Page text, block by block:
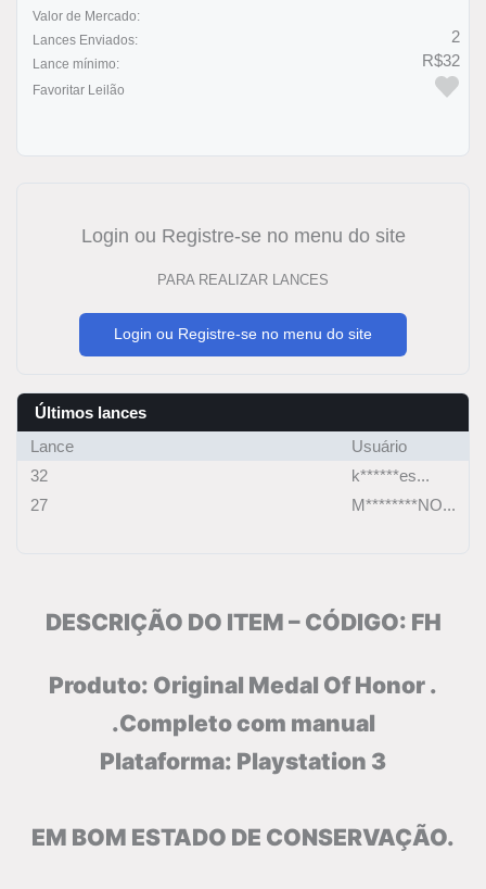
Valor de Mercado:
Lances Enviados:
2
Lance mínimo: R$32
Favoritar Leilão
Login ou Registre-se no menu do site
PARA REALIZAR LANCES
Login ou Registre-se no menu do site
Últimos lances
Lance
Usuário
32
k******es...
27
M********NO...
DESCRIÇÃO DO ITEM – CÓDIGO: FH
Produto: Original Medal Of Honor .
.Completo com manual
Plataforma: Playstation 3
EM BOM ESTADO DE CONSERVAÇÃO.